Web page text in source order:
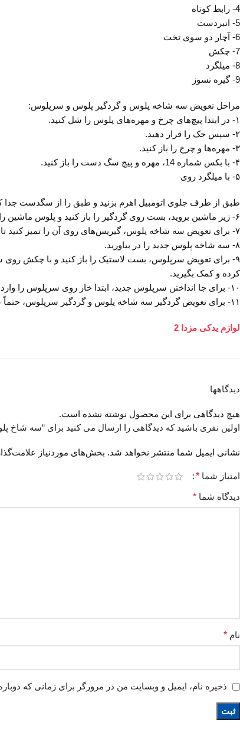
4- رابط کوتاه
5- انبردست
6- آچار دو سوی تخت
7- چکش
8- میلگرد
9- گیره نسوز
مراحل تعویض سه شاخه پلوس و گردگیر پلوس و سرپلوس:
۱- در ابتدا پیچ‌های چرخ و مهره‌های پلوس را شل کنید.
۲- سپس جک را قرار دهید.
۳- مهره‌ها و چرخ را باز کنید.
۴- با بکس شماره 14، مهره و پیچ سگ دست را باز کنید.
۵- با میلگرد روی
طبق از طرف جلوی اتومبیل اهرم بزنید و طبق را از سگدست جدا
۶- زیر ماشین بروید، بست روی گردگیر را باز کنید و پلوس ماشین را خارج کنید، سپس سرگیربکس را بیرون بیاورید و اگر سه شاخه پلوس آسیب دیده بود، درون سرگیربکس را حتماً تمیز کنید.
۷- برای تعویض سه شاخه پلوس، گیریس‌های روی آن را تمیز کنید تا خارهای روی سه شاخه پلوس دیده شود.
۸- سه شاخه پلوس جدید را در بیاورید.
۹- برای تعویض سرپلوس، بست لاستیک را باز کنید و با چکش
کرده و کمک بگیرید.
۱۰- برای جا انداختن سرپلوس جدید، ابتدا خار روی سرپلوس را وارد کنید و سپس درون سرپلوس را گیریس بزنید و میل پلوس را بر روی سرپلوس چفت کرده و با زدن چند ضربه به جایش بندازید.
۱۱- برای تعویض گردگیر سه شاخه پلوس و گردگیر سرپلوس، حتماً سه شاخه پلوس را باز کنید و تنها از سمت راست آن بیرون آورید.
لوازم یدکی مزدا 2
دیدگاهها
هیچ دیدگاهی برای این محصول نوشته نشده است.
اولین نفری باشید که دیدگاهی را ارسال می کنید برای “سه شاخ
نشانی ایمیل شما منتشر نخواهد شد. بخش‌های موردنیاز
امتیاز شما *
دیدگاه شما *
نام *
ذخیره نام، ایمیل و وبسایت من در مرورگر برای زمانی که